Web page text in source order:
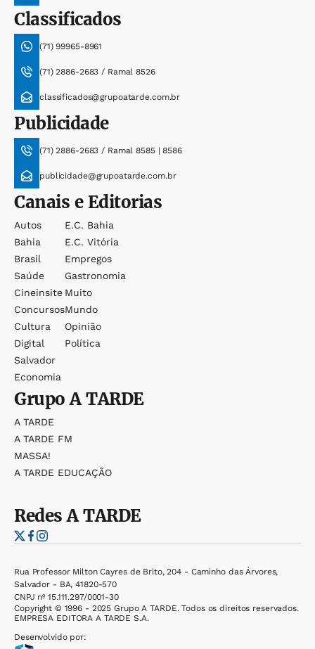
Classificados
(71) 99965-8961
(71) 2886-2683 / Ramal 8526
classificados@grupoatarde.com.br
Publicidade
(71) 2886-2683 / Ramal 8585 | 8586
publicidade@grupoatarde.com.br
Canais e Editorias
Autos
Bahia
Brasil
Saúde
Cineinsite
Concursos
Cultura
Digital
Salvador
Economia
E.c. Bahia
E.c. Vitória
Empregos
Gastronomia
Muito
Mundo
Opinião
Política
GrupoA TARDE
A TARDE
A TARDE FM
MASSA!
A TARDE EDUCAÇÃO
RedesA TARDE
Rua Professor Milton Cayres de Brito, 204 - Caminho das Árvores,
Salvador - BA, 41820-570
CNPJ nº 15.111.297/0001-30
Copyright © 1996 - 2025 Grupo A TARDE. Todos os direitos reservados.
EMPRESA EDITORA A TARDE S.A.
Desenvolvido por: